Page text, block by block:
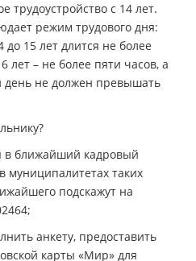
трудоустройство с 14 лет.
режим трудового дня:
15 лет длится не более
лет – не более пяти часов, а
день не должен превышать
в ближайший кадровый
муниципалитетах таких
подскажут на
анкету, предоставить
карты «Мир» для